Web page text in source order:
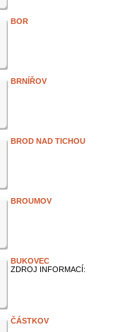
BOR
BRNÍŘOV
BROD NAD TICHOU
BROUMOV
BUKOVEC
ZDROJ INFORMACÍ:
ČÁSTKOV